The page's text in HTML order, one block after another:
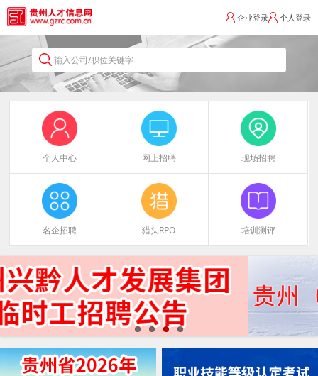
个人登录
企业登录
输入公司/职位关键字
个人中心 网上招聘 现场招聘
名企招聘 猎头RPO 培训测评